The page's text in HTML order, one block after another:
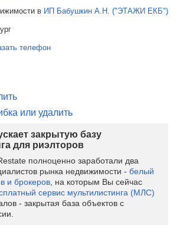
в ИП Бабушкин А.Н. ("ЭТАЖИ ЕКБ")
телефон
или удалить
закрытую базу
для риэлторов
полноценно заработали два
рынка недвижимости - белый
и брокеров , на которым Вы сейчас
сервис мультилистинга (МЛС)
- закрытая база объектов с